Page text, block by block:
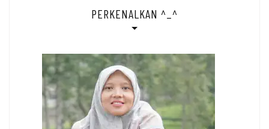
PERKENALKAN ^_^